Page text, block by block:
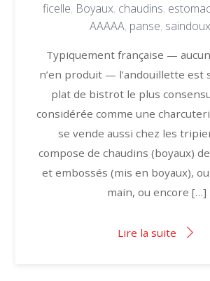
ficelle, Boyaux, chaudins, estomac
AAAAA, panse, saindoux
Typiquement française —
n’en produit — l’andouillette est
plat de bistrot le plus
considérée comme une
se vende aussi chez les
compose de chaudins (boyaux)
et embossés (mis en boyaux),
main, ou encore […]
Lire la suite